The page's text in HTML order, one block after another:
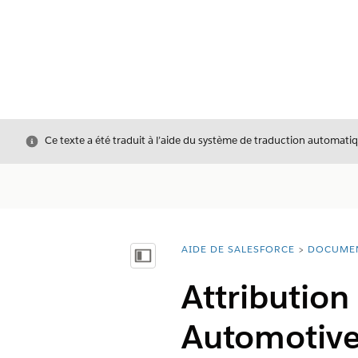
Fermer
Ce texte a été traduit à l’aide du système de traduction
Afficher la table des matières
Vous êtes ici :
AIDE DE SALESFORCE
Attribution